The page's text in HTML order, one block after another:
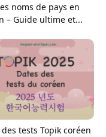
noms de pays en
– Guide ultime et...
des tests Topik coréen